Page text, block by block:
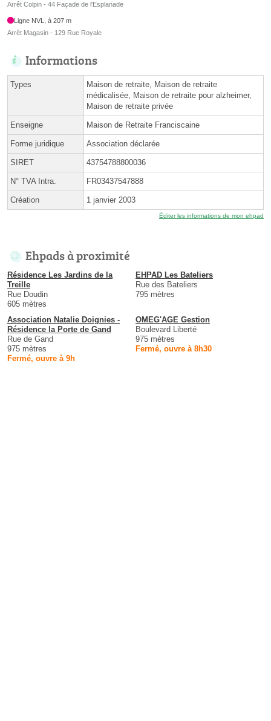
Arrêt Colpin - 44 Façade de l'Esplanade
Ligne NVL, à 207 m
Arrêt Magasin - 129 Rue Royale
Informations
Types
Maison de retraite, Maison de retraite
médicalisée, Maison de retraite pour alzheimer,
Maison de retraite privée
Enseigne Maison de Retraite Franciscaine
Forme juridique Association déclarée
SIRET 43754788800036
N° TVA Intra. FR03437547888
Création 1 janvier 2003
Éditer les informations de mon ehpad
Ehpads à proximité
Résidence Les Jardins de la
Treille
Rue Doudin
605 mètres
EHPAD Les Bateliers
Rue des Bateliers
795 mètres
Association Natalie Doignies -
Résidence la Porte de Gand
Rue de Gand
975 mètres
Fermé, ouvre à 9h
OMEG'AGE Gestion
Boulevard Liberté
975 mètres
Fermé, ouvre à 8h30